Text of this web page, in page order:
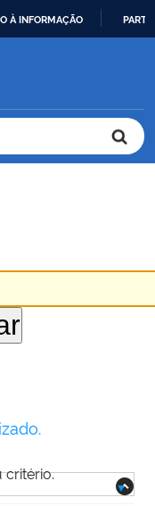
À INFORMAÇÃO
critério.